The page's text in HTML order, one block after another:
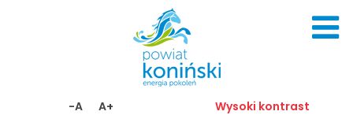
-A A+ Wysoki kontrast